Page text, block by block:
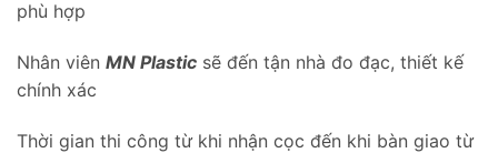
phù hợp
Nhân viên MN Plastic sẽ đến tận nhà đo đạc, thiết kế
chính xác
Thời gian thi công từ khi nhận cọc đến khi bàn giao từ